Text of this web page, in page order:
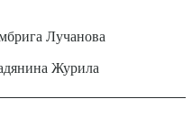
Лучанова
Журила